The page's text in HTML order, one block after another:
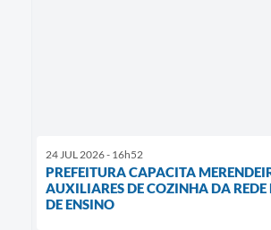
24 JUL 2026 - 16h52
PREFEITURA CAPACITA
AUXILIARES DE COZINHA DA
DE ENSINO